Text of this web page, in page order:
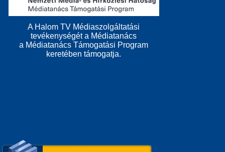
A Halom TV Médiaszolgáltatási
tevékenységét a Médiatanács
a Médiatanács Támogatási Program
keretében támogatja.